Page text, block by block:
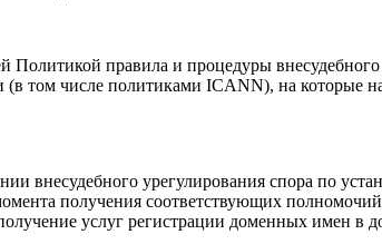
Политикой правила и процедуры
том числе политиками ICANN), на которые
внесудебного урегулирования спора по
получения соответствующих
услуг регистрации доменных имен в